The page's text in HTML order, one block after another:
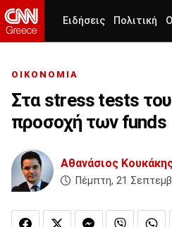
Ειδήσεις Πολιτική
ΟΙΚΟΝΟΜΙΑ
Στα stress tests
προσοχή των funds
Αθανάσιος
Πέμπτη, 21